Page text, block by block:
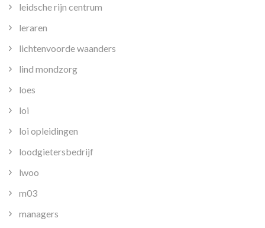
leidsche rijn centrum
leraren
lichtenvoorde waanders
lind mondzorg
loes
loi
loi opleidingen
loodgietersbedrijf
lwoo
m03
managers